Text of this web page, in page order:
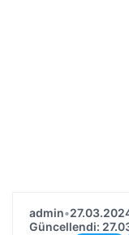
admin•
Güncellendi: